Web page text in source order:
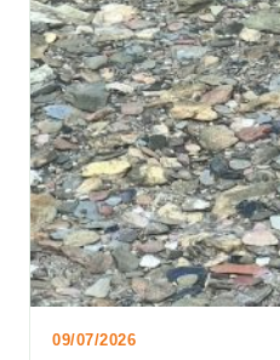
09/07/2026